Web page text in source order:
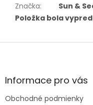
Značka:
Sun &
Položka bola
Z
äInformace pro vás
Obchodné podmienky